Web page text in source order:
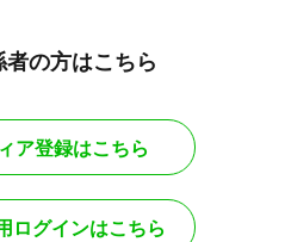
の方はこちら
ア登録はこちら
ログインはこちら